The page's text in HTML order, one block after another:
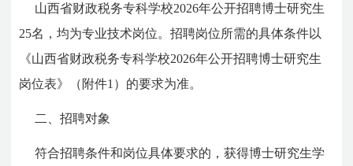
山西省财政税务专科学校2026年公开招聘博士研究生
25名，均为专业技术岗位。招聘岗位所需的具体条件以
《山西省财政税务专科学校2026年公开招聘博士研究生
岗位表》（附件1）的要求为准。
二、招聘对象
符合招聘条件和岗位具体要求的，获得博士研究生学